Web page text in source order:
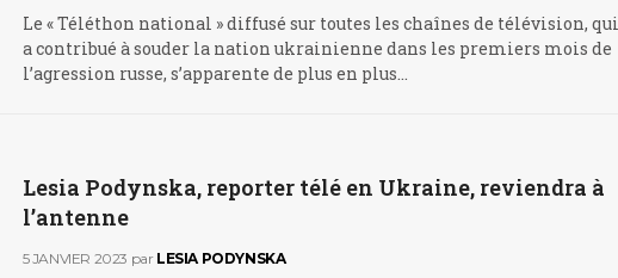
Le « Téléthon national » diffusé sur toutes les chaînes de télévision, qui
a contribué à souder la nation ukrainienne dans les premiers mois de
l’agression russe, s’apparente de plus en plus…
Lesia Podynska, reporter télé en Ukraine, reviendra à
l’antenne
5 JANVIER 2023 par LESIA PODYNSKA